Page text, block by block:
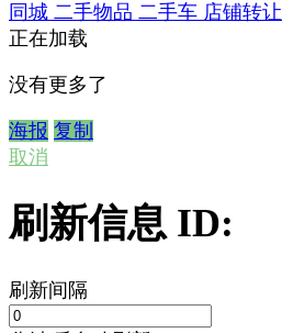
同城 二手物品 二手车 店铺转让
正在加载
没有更多了
海报 复制
取消
刷新信息 ID:
刷新间隔